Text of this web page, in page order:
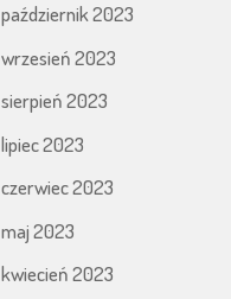
październik 2023
wrzesień 2023
sierpień 2023
lipiec 2023
czerwiec 2023
maj 2023
kwiecień 2023